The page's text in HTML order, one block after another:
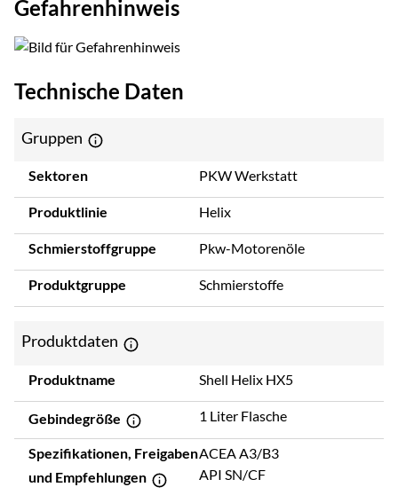
Gefahrenhinweis
Technische Daten
Gruppen
Sektoren PKW Werkstatt
Produktlinie Helix
Schmierstoffgruppe Pkw-Motorenöle
Produktgruppe Schmierstoffe
Produktdaten
Produktname Shell Helix HX5
Gebindegröße 1 Liter Flasche
Spezifikationen, Freigaben
und Empfehlungen
ACEA A3/B3
API SN/CF